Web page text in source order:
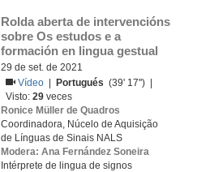
Rolda aberta de intervencións
sobre Os estudos e a
formación en lingua gestual
29 de set. de 2021
Vídeo
Portugués (39' 17'') |
Visto:29 veces
Ronice Müller de Quadros
Coordinadora, Núcelo de Aquisição
de Línguas de Sinais NALS
Modera: Ana Fernández Soneira
Intérprete de lingua de signos